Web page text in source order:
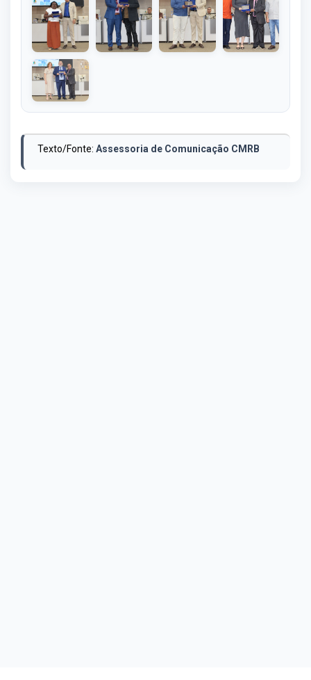
Texto/Fonte: Assessoria de Comunicação CMRB